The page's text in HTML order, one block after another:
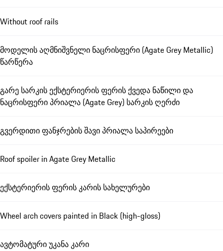
Without roof rails
მოდელის აღმნიშვნელი ნაცრისფერი (Agate Grey Metallic)
წარწერა
გარე სარკის ექსტერიერის ფერის ქვედა ნაწილი და
ნაცრისფერი პრიალა (Agate Grey) სარკის ღერძი
გვერდითი ფანჯრების შავი პრიალა საპირეები
Roof spoiler in Agate Grey Metallic
ექსტერიერის ფერის კარის სახელურები
Wheel arch covers painted in Black (high-gloss)
ავტომატური უკანა კარი